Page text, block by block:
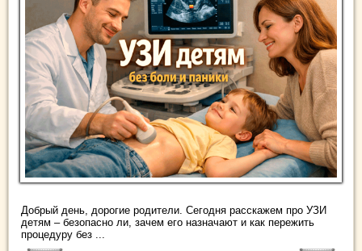
Добрый день, дорогие родители. Сегодня расскажем про УЗИ
детям – безопасно ли, зачем его назначают и как пережить
процедуру без ...